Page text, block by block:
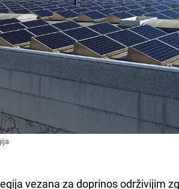
vezana za doprinos održivijim